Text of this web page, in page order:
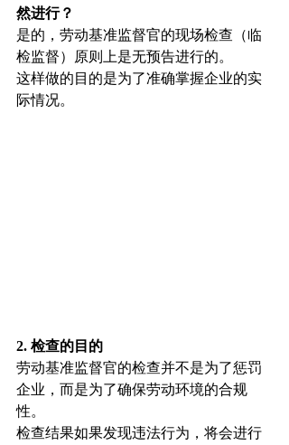
然进行？
是的，劳动基准监督官的现场检查（临
检监督）原则上是无预告进行的。
这样做的目的是为了准确掌握企业的实
际情况。
2. 检查的目的
劳动基准监督官的检查并不是为了惩罚
企业，而是为了确保劳动环境的合规
性。
检查结果如果发现违法行为，将会进行